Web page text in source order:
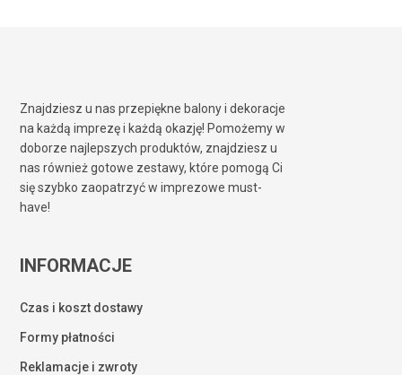
Znajdziesz u nas przepiękne balony i dekoracje
na każdą imprezę i każdą okazję! Pomożemy w
doborze najlepszych produktów, znajdziesz u
nas również gotowe zestawy, które pomogą Ci
się szybko zaopatrzyć w imprezowe must-
have!
INFORMACJE
Czas i koszt dostawy
Formy płatności
Reklamacje i zwroty